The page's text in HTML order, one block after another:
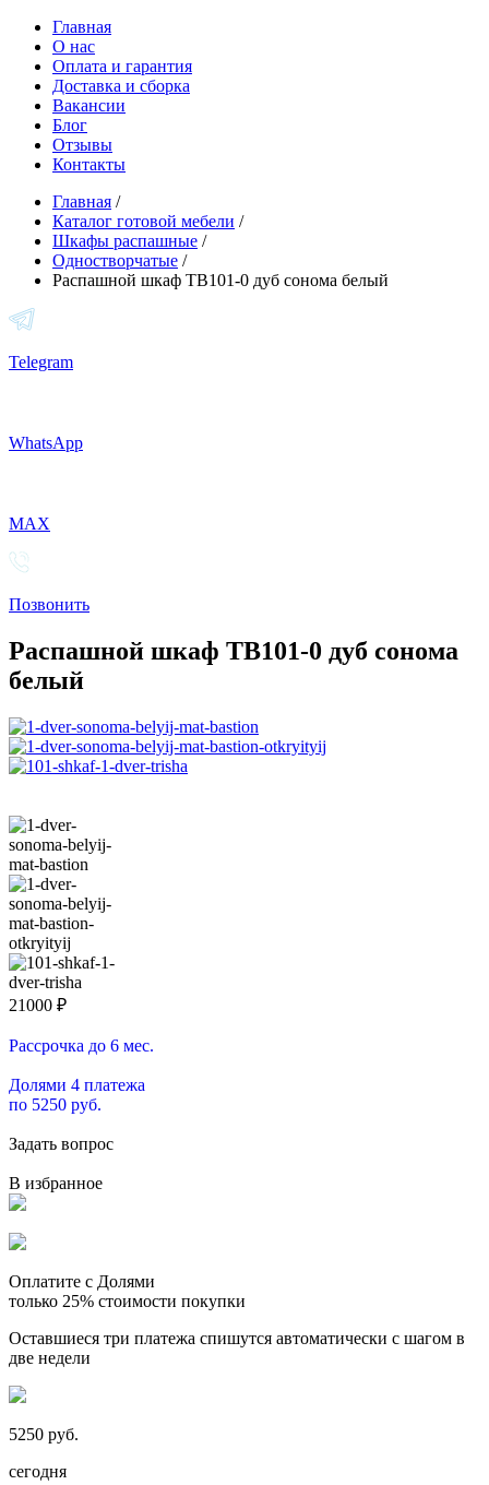
Главная
О нас
Оплата и гарантия
Доставка и сборка
Вакансии
Блог
Отзывы
Контакты
Главная /
Каталог готовой мебели /
Шкафы распашные /
Одностворчатые /
Распашной шкаф TB101-0 дуб сонома белый
Telegram
WhatsApp
MAX
Позвонить
Распашной шкаф TB101-0 дуб сонома
белый
21000 ₽
Рассрочка до 6 мес.
Долями 4 платежа
по 5250 руб.
Задать вопрос
В избранное
Оплатите с Долями
только 25% стоимости покупки
Оставшиеся три платежа спишутся автоматически с шагом в
две недели
5250 руб.
сегодня